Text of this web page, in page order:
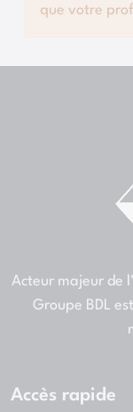
que votre
Acteur majeur de
Groupe BDL
Accès rapide